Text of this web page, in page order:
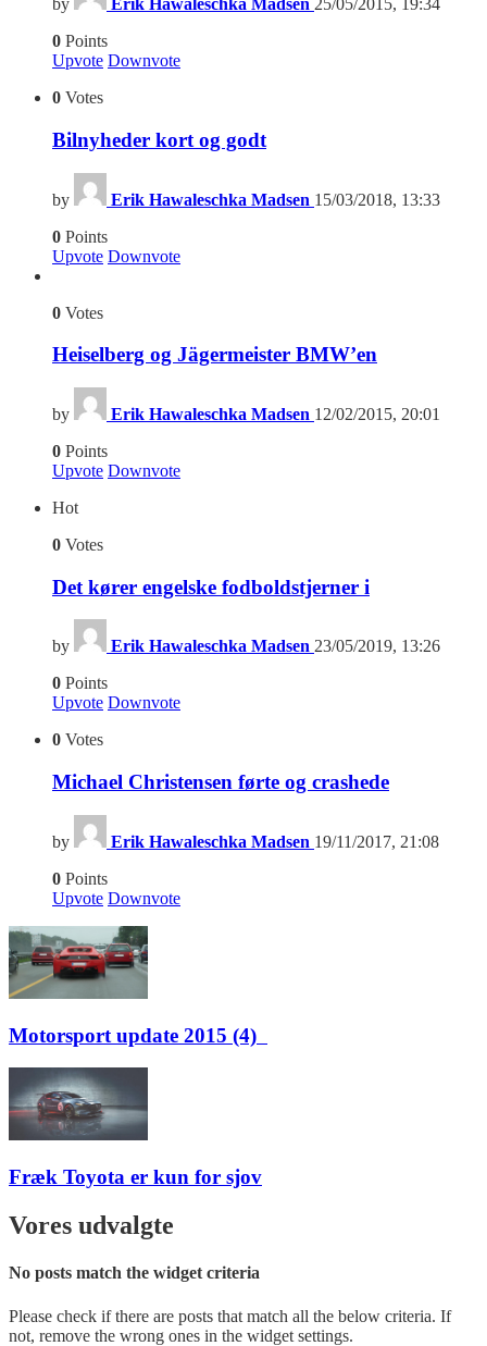
by Erik Hawaleschka Madsen 25/05/2015, 19:34
0 Points
Upvote Downvote
0 Votes
Bilnyheder kort og godt
by Erik Hawaleschka Madsen 15/03/2018, 13:33
0 Points
Upvote Downvote
0 Votes
Heiselberg og Jägermeister BMW’en
by Erik Hawaleschka Madsen 12/02/2015, 20:01
0 Points
Upvote Downvote
Hot
0 Votes
Det kører engelske fodboldstjerner i
by Erik Hawaleschka Madsen 23/05/2019, 13:26
0 Points
Upvote Downvote
0 Votes
Michael Christensen førte og crashede
by Erik Hawaleschka Madsen 19/11/2017, 21:08
0 Points
Upvote Downvote
Motorsport update 2015 (4)
Fræk Toyota er kun for sjov
Vores udvalgte
No posts match the widget criteria
Please check if there are posts that match all the below criteria. If
not, remove the wrong ones in the widget settings.